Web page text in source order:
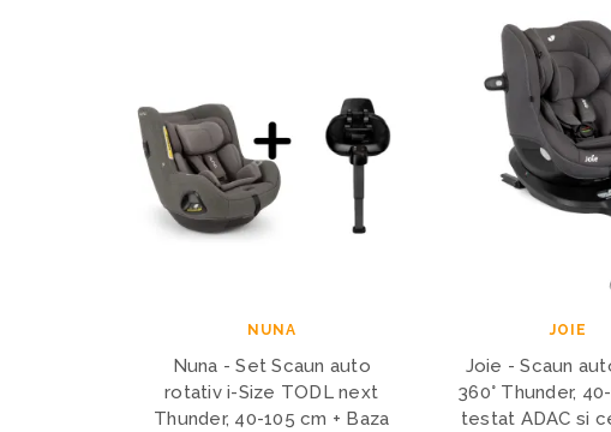
NUNA
Nuna - Set Scaun auto
rotativ i-Size TODL next
Thunder, 40-105 cm + Baza
JOIE
Joie - Scaun
360° Thunder,
testat ADAC si